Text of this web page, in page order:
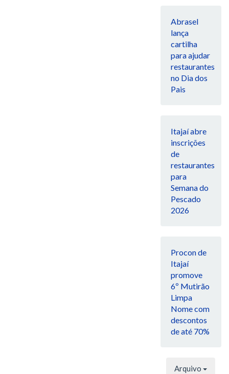
Abrasel
lança
cartilha
para ajudar
restaurantes
no Dia dos
Pais
Itajaí abre
inscrições
de
restaurantes
para
Semana do
Pescado
2026
Procon de
Itajaí
promove
6º Mutirão
Limpa
Nome com
descontos
de até 70%
Arquivo